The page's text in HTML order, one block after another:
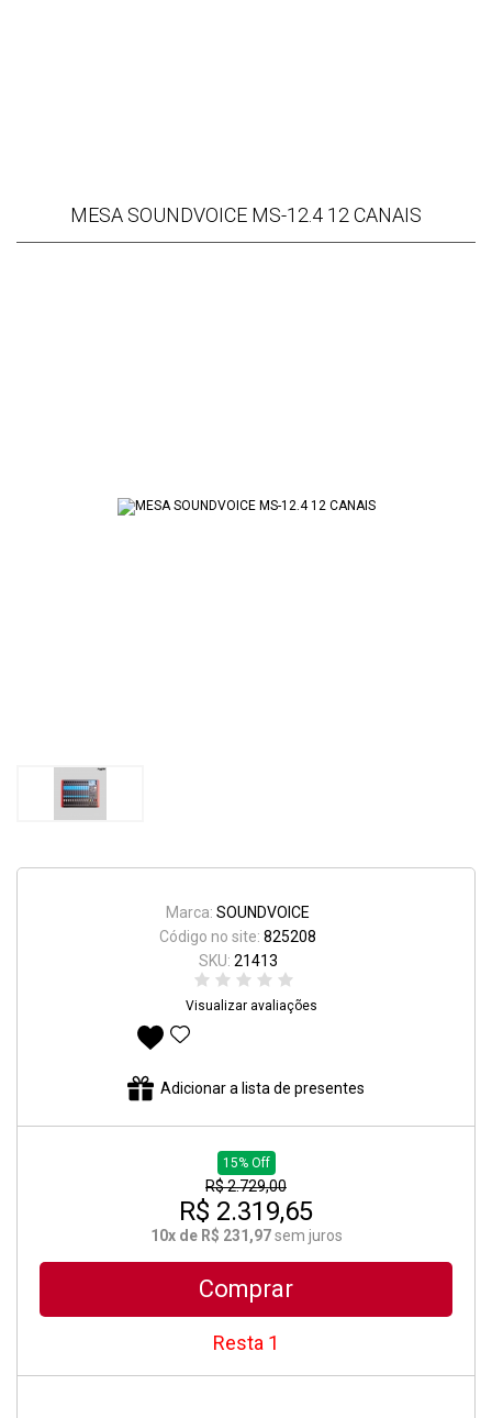
MESA SOUNDVOICE MS-12.4 12 CANAIS
Marca: SOUNDVOICE
Código no site: 825208
SKU: 21413
Visualizar avaliações
Adicionar a lista de presentes
15% Off
R$ 2.729,00
R$ 2.319,65
10x de R$ 231,97 sem juros
Comprar
Resta 1